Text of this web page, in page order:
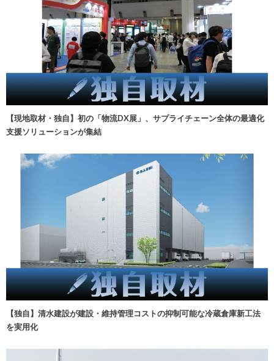
【現地取材・独自】初の「物流DX展」、サプライチェーン全体の最適化
支援ソリューションが集結
【独自】清水建設が建設・維持管理コストの抑制可能な冷蔵倉庫新工法
を実用化